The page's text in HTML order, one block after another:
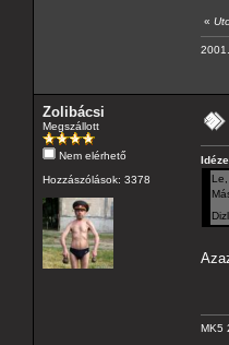
«
Zolibácsi
Megszállott
Nem elérhető
Hozzászólások: 3378
MK5